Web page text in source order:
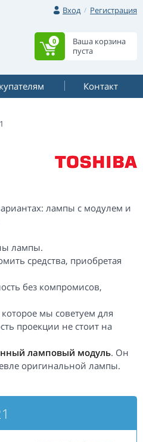
Вход
Регистрация
Ваша корзина
пуста
0
Контакт
лампы с модулем и
лампы.
средства, приобретая
без компромисов,
мы советуем для
проекции не стоит на
ламповый модуль. Он
оригинальной лампы.